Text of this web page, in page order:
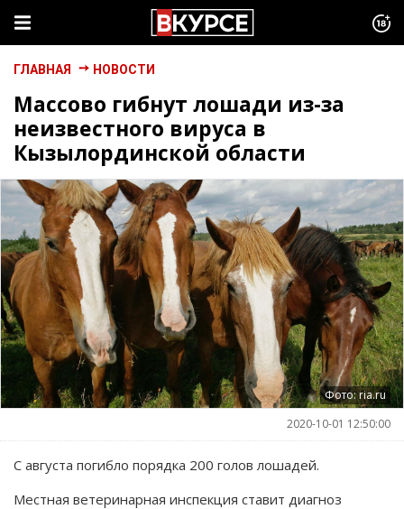
ГЛАВНАЯ НОВОСТИ
Массово гибнут лошади из-за
неизвестного вируса в
Кызылординской области
Фото: ria.ru
2020-10-01 12:50:00
С августа погибло порядка 200 голов лошадей.
Местная ветеринарная инспекция ставит диагноз